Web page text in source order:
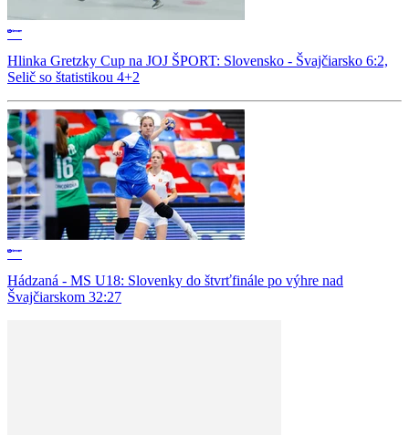
Hlinka Gretzky Cup na JOJ ŠPORT: Slovensko - Švajčiarsko 6:2,
Selič so štatistikou 4+2
Hádzaná - MS U18: Slovenky do štvrťfinále po výhre nad
Švajčiarskom 32:27